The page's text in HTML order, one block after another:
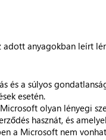
anyagokban leírt
és a súlyos
esetén.
olyan lényegi
hasznát, és
a Microsoft nem